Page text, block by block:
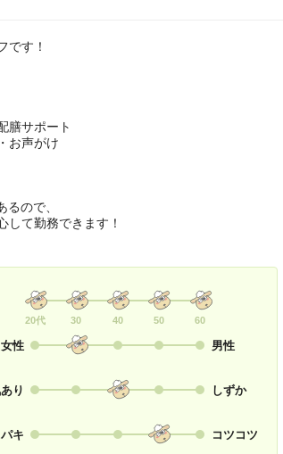
です！
膳サポート
お声がけ
ので、
して勤務できます！
20代 30 40 50 60
女性 男性
り しずか
キ コツコツ